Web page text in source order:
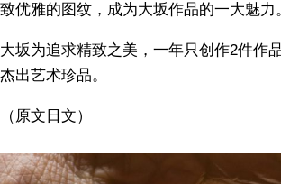
致优雅的图纹，成为大坂作品的一大魅力
大坂为追求精致之美，一年只创作2件作
杰出艺术珍品。
（原文日文）